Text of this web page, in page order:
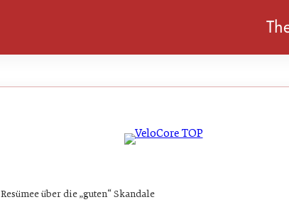
Resümee über die „guten“ Skandale